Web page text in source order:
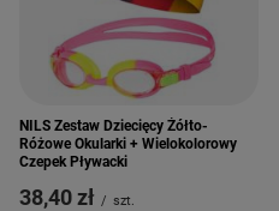
NILS Zestaw Dziecięcy Żółto-
Różowe Okularki + Wielokolorowy
Czepek Pływacki
38,40 zł / szt.